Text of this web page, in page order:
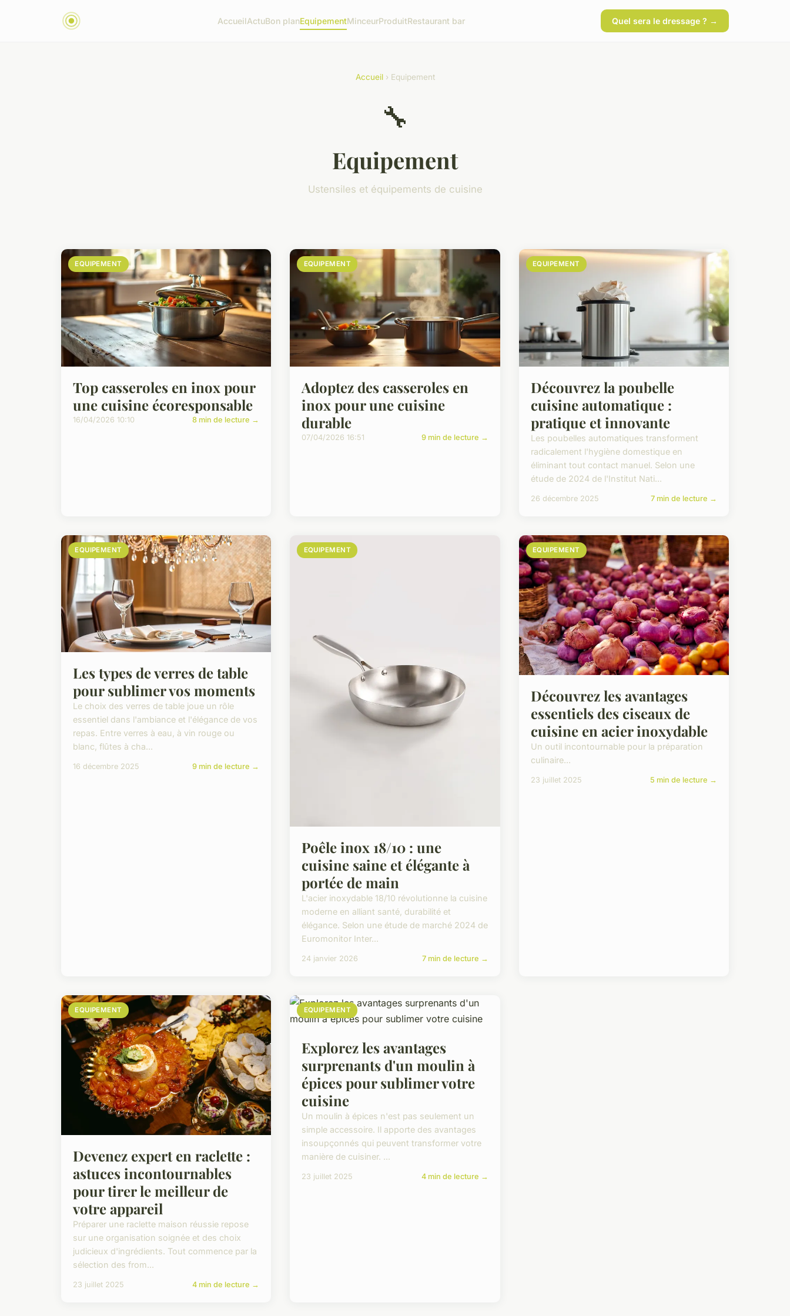
AccueilActuBon planEquipementMinceurProduitRestaurant bar Quel sera le dressage ? →
Accueil› Equipement
🔧
Equipement
Ustensiles et équipements de cuisine
EQUIPEMENT
Top casseroles en inox pour
une cuisine écoresponsable
16/04/2026 10:10 8 min de lecture →
EQUIPEMENT
Adoptez des casseroles en
inox pour une cuisine
durable
07/04/2026 16:51 9 min de lecture →
EQUIPEMENT
Découvrez la poubelle
cuisine automatique :
pratique et innovante
Les poubelles automatiques transforment
radicalement l'hygiène domestique en
éliminant tout contact manuel. Selon une
étude de 2024 de l'Institut Nati...
26 décembre 2025 7 min de lecture →
EQUIPEMENT
Les types de verres de table
pour sublimer vos moments
Le choix des verres de table joue un rôle
essentiel dans l'ambiance et l'élégance de vos
repas. Entre verres à eau, à vin rouge ou
blanc, flûtes à cha...
16 décembre 2025 9 min de lecture →
EQUIPEMENT
Poêle inox 18/10 : une
cuisine saine et élégante à
portée de main
L'acier inoxydable 18/10 révolutionne la cuisine
moderne en alliant santé, durabilité et
élégance. Selon une étude de marché 2024 de
Euromonitor Inter...
24 janvier 2026 7 min de lecture →
EQUIPEMENT
Découvrez les avantages
essentiels des ciseaux de
cuisine en acier inoxydable
Un outil incontournable pour la préparation
culinaire...
23 juillet 2025 5 min de lecture →
EQUIPEMENT
Devenez expert en raclette :
astuces incontournables
pour tirer le meilleur de
votre appareil
Préparer une raclette maison réussie repose
sur une organisation soignée et des choix
judicieux d'ingrédients. Tout commence par la
sélection des from...
23 juillet 2025 4 min de lecture →
EQUIPEMENT
Explorez les avantages
surprenants d'un moulin à
épices pour sublimer votre
cuisine
Un moulin à épices n'est pas seulement un
simple accessoire. Il apporte des avantages
insoupçonnés qui peuvent transformer votre
manière de cuisiner. ...
23 juillet 2025 4 min de lecture →